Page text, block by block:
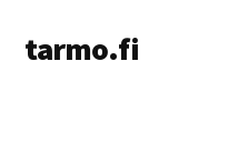
main
menu
tarmo.fi